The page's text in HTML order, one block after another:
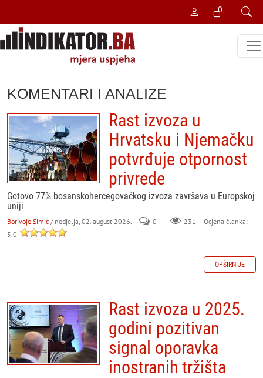
KOMENTARI I ANALIZE
Rast izvoza u
Hrvatsku i Njemačku
potvrđuje otpornost
privrede
Gotovo 77% bosanskohercegovačkog izvoza završava u Europskoj
uniji
Borivoje Simić / nedjelja, 02. august 2026. 0 231
Ocjena članka:
5.0
OPŠIRNIJE
Rast izvoza u 2025.
godini pozitivan
signal oporavka
inostranih tržišta